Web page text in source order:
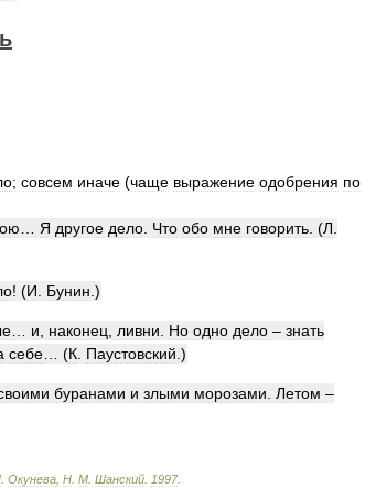
; совсем иначе (чаще выражение одобрения по
Я другое дело Что обо мне говорить . (Л
! (И Бунин .)
и наконец ливни Но одно дело – знать
себе … (К Паустовский .)
буранами и злыми морозами Летом –
Окунева Н М Шанский 1997.